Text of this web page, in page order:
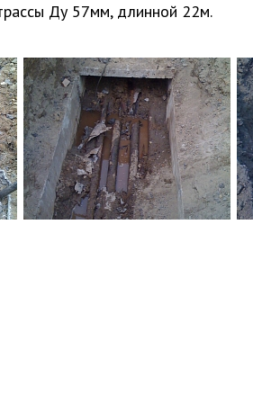
Ду 57мм, длинной 22м.